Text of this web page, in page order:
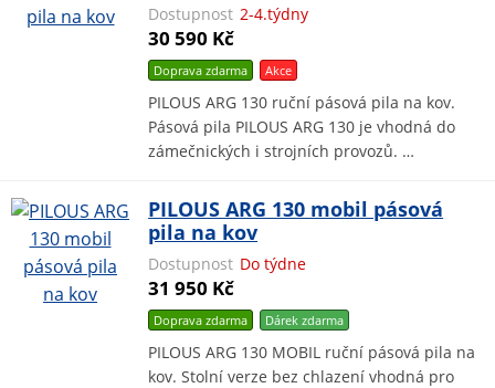
Dostupnost 2-4.týdny
30 590 Kč
Doprava zdarma Akce
PILOUS ARG 130 ruční pásová pila na kov.
Pásová pila PILOUS ARG 130 je vhodná do
zámečnických i strojních provozů. …
PILOUS ARG 130 mobil pásová
pila na kov
Dostupnost Do týdne
31 950 Kč
Doprava zdarma Dárekzdarma
PILOUS ARG 130 MOBIL ruční pásová pila na
kov. Stolní verze bez chlazení vhodná pro